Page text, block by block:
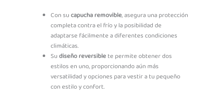
Con sucapucha removible, asegura una protección
completa contra el frío y la posibilidad de
adaptarse fácilmente a diferentes condiciones
climáticas.
Sudiseño reversiblete permite obtener dos
estilos en uno, proporcionando aún más
versatilidad y opciones para vestir a tu pequeño
con estilo y confort.